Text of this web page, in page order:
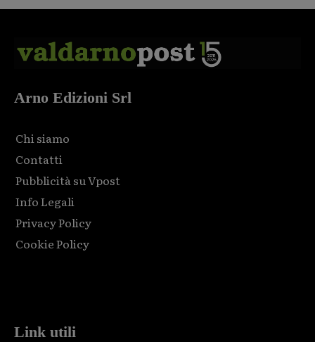
Arno Edizioni Srl
Chi siamo
Contatti
Pubblicità su Vpost
Info Legali
Privacy Policy
Cookie Policy
Link utili